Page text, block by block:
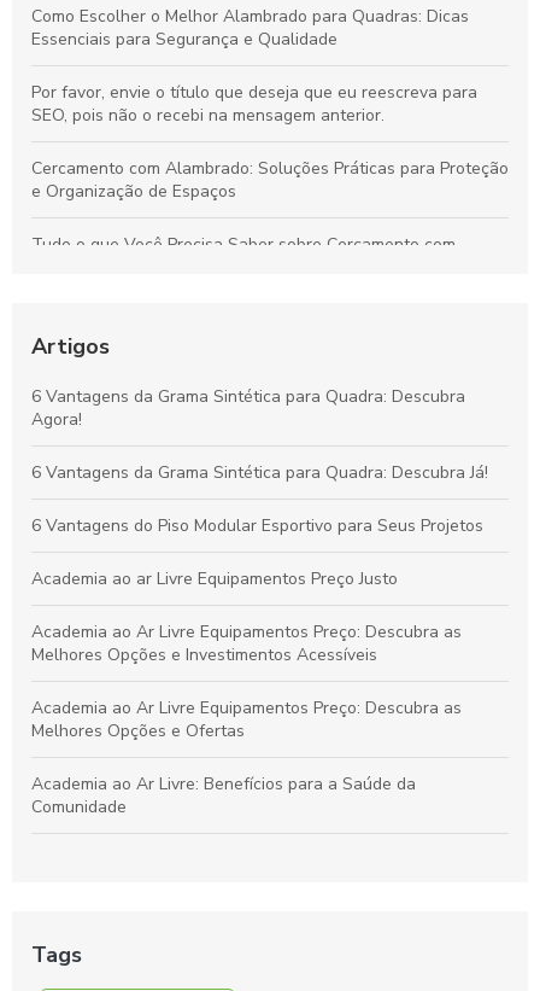
Como Escolher o Melhor Alambrado para Quadras: Dicas
Essenciais para Segurança e Qualidade
Por favor, envie o título que deseja que eu reescreva para
SEO, pois não o recebi na mensagem anterior.
Cercamento com Alambrado: Soluções Práticas para Proteção
e Organização de Espaços
Tudo o que Você Precisa Saber sobre Cercamento com
Vantagens, Custos e Guia de Escolha
Vantagens da Grama Sintética para Quadras de Futebol
Society: Melhore o Desempenho e Conforto
Grama Decorativa: A Opção Prática e Elegante para Renovar
Qualquer Ambiente
Artigos
6 Vantagens da Grama Sintética para Quadra: Descubra
Agora!
6 Vantagens da Grama Sintética para Quadra: Descubra Já!
6 Vantagens do Piso Modular Esportivo para Seus Projetos
Academia ao ar Livre Equipamentos Preço Justo
Academia ao Ar Livre Equipamentos Preço: Descubra as
Melhores Opções e Investimentos Acessíveis
Academia ao Ar Livre Equipamentos Preço: Descubra as
Melhores Opções e Ofertas
Academia ao Ar Livre: Benefícios para a Saúde da
Comunidade
Seu Espaço Fitness
Tags